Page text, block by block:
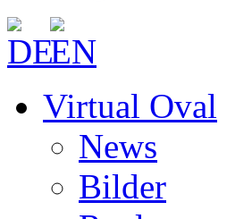
Virtual Oval
News
Bilder